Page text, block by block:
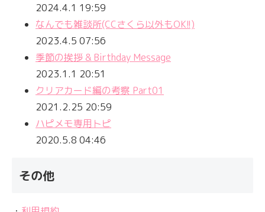
2024.4.1 19:59
なんでも雑談所(CCさくら以外もOK!!)
2023.4.5 07:56
季節の挨拶 & Birthday Message
2023.1.1 20:51
クリアカード編の考察 Part01
2021.2.25 20:59
ハピメモ専用トピ
2020.5.8 04:46
その他